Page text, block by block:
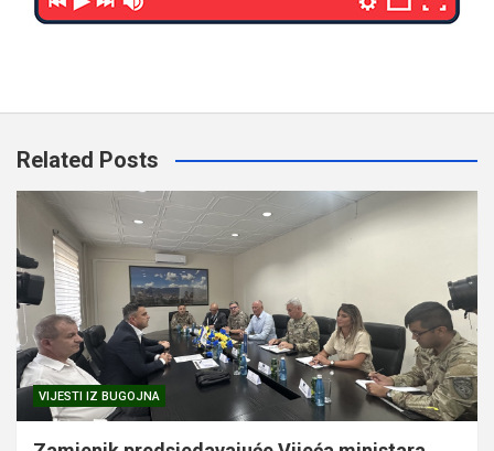
Related Posts
VIJESTI IZ BUGOJNA